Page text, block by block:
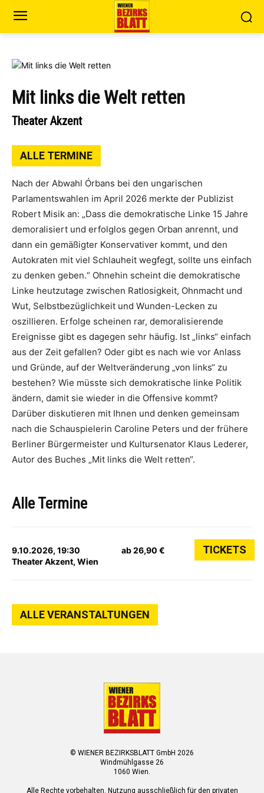
Mit links die Welt retten
Theater Akzent
ALLE TERMINE
Nach der Abwahl Órbans bei den ungarischen
Parlamentswahlen im April 2026 merkte der Publizist
Robert Misik an: „Dass die demokratische Linke 15 Jahre
demoralisiert und erfolglos gegen Orban anrennt, und
dann ein gemäßigter Konservativer kommt, und den
Autokraten mit viel Schlauheit wegfegt, sollte uns einfach
zu denken geben.“ Ohnehin scheint die demokratische
Linke heutzutage zwischen Ratlosigkeit, Ohnmacht und
Wut, Selbstbezüglichkeit und Wunden-Lecken zu
oszillieren. Erfolge scheinen rar, demoralisierende
Ereignisse gibt es dagegen sehr häufig. Ist „links“ einfach
aus der Zeit gefallen? Oder gibt es nach wie vor Anlass
und Gründe, auf der Weltveränderung „von links“ zu
bestehen? Wie müsste sich demokratische linke Politik
ändern, damit sie wieder in die Offensive kommt?
Darüber diskutieren mit Ihnen und denken gemeinsam
nach die Schauspielerin Caroline Peters und der frühere
Berliner Bürgermeister und Kultursenator Klaus Lederer,
Autor des Buches „Mit links die Welt retten“.
Alle Termine
9.10.2026, 19:30
Theater Akzent, Wien
ab 26,90 € TICKETS
ALLE VERANSTALTUNGEN
© WIENER BEZIRKSBLATT GmbH 2026
Windmühlgasse 26
1060 Wien.
Alle Rechte vorbehalten. Nutzung ausschließlich für den privaten